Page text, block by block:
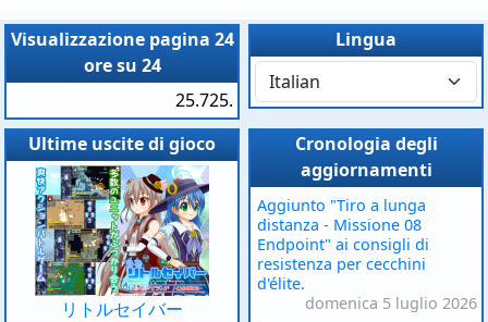
Visualizzazione pagina 24
ore su 24
25.725.
Lingua
Ultime uscite di gioco
リトルセイバー
Cronologia degli
aggiornamenti
Aggiunto "Tiro a lunga
distanza - Missione 08
Endpoint" ai consigli di
resistenza per cecchini
d'élite.
domenica 5 luglio 2026